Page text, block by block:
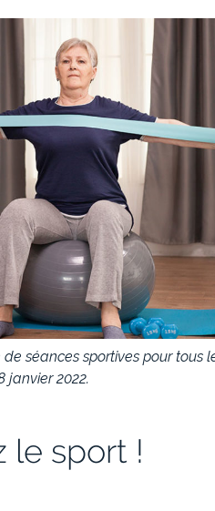
séances sportives pour tous
janvier 2022.
le sport !